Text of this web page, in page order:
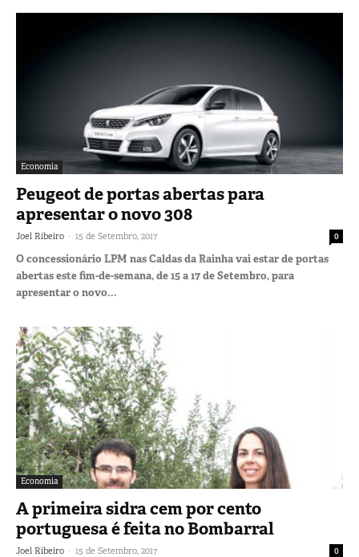
Economia
Peugeot de portas abertas para
apresentar o novo 308
Joel Ribeiro - 15 de Setembro, 2017 0
O concessionário LPM nas Caldas da Rainha vai estar de portas
abertas este fim-de-semana, de 15 a 17 de Setembro, para
apresentar o novo...
Economia
A primeira sidra cem por cento
portuguesa é feita no Bombarral
Joel Ribeiro - 15 de Setembro, 2017 0